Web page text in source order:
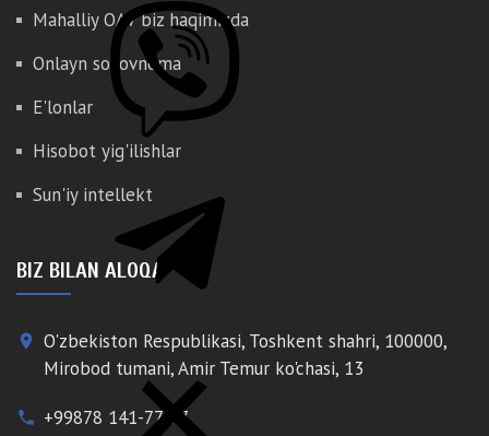
Mahalliy OAV biz haqimizda
Onlayn so'rovnoma
E'lonlar
Hisobot yig'ilishlar
Sun'iy intellekt
BIZ BILAN ALOQA
place O'zbekiston Respublikasi, Toshkent shahri, 100000,
Mirobod tumani, Amir Temur ko'chasi, 13
phone +99878 141-77-77